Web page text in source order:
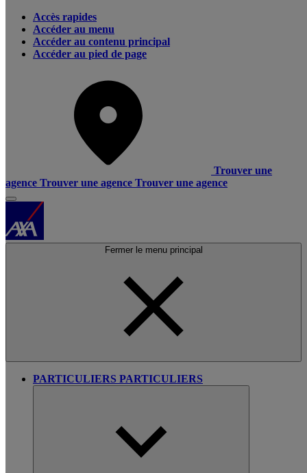
Accès rapides
Accéder au menu
Accéder au contenu principal
Accéder au pied de page
Trouver une
agence Trouver une agence Trouver une agence
Fermer le menu principal
PARTICULIERS PARTICULIERS